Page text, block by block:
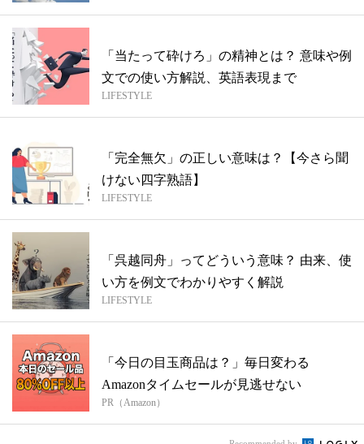
「当たって砕けろ」の精神とは？ 意味や例
文での使い方解説、英語表現まで
LIFESTYLE
「完全無欠」の正しい意味は？【今さら聞
けない四字熟語】
LIFESTYLE
「呉越同舟」ってどういう意味？ 由来、使
い方を例文でわかりやすく解説
LIFESTYLE
「今日の目玉商品は？」毎日変わる
Amazonタイムセールが見逃せない
PR（Amazon）